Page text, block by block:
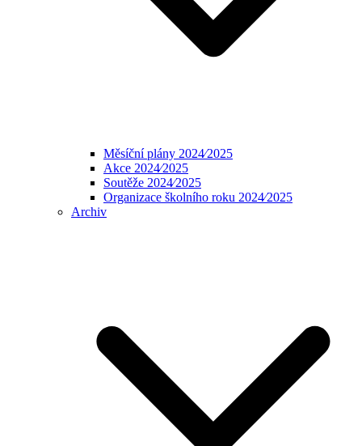
Měsíční plány 2024⁄2025
Akce 2024⁄2025
Soutěže 2024⁄2025
Organizace školního roku 2024⁄2025
Archiv